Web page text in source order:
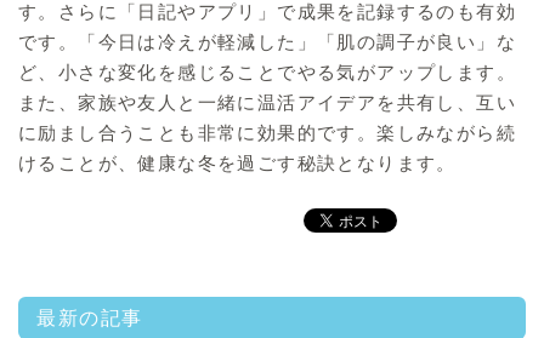
す。さらに「日記やアプリ」で成果を記録するのも有効
です。「今日は冷えが軽減した」「肌の調子が良い」な
ど、小さな変化を感じることでやる気がアップします。
また、家族や友人と一緒に温活アイデアを共有し、互い
に励まし合うことも非常に効果的です。楽しみながら続
けることが、健康な冬を過ごす秘訣となります。
最新の記事